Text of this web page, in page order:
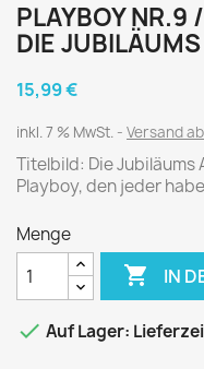
PLAYBOY NR.9
DIE
15,99 €
inkl. 7 % MwSt. Versand
Titelbild: Die Jubiläums
Playboy, den jeder
Menge
 IN
 Auf Lager: